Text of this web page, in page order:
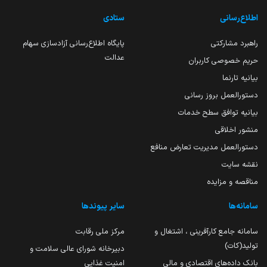
اطلاع‌رسانی
راهبرد مشارکتی
حریم خصوصی کاربران
بیانیه تارنما
دستورالعمل بروز رسانی
بیانیه توافق سطح خدمات
منشور اخلاقی
دستورالعمل مدیریت تعارض منافع
نقشه سایت
مناقصه و مزایده
ستادی
پایگاه اطلاع‌رسانی آزادسازی سهام
عدالت
سامانه‌ها
سامانه جامع کارآفرینی ، اشتغال و
تولید(کات)
بانک داده‌های اقتصادی و مالی
سایر پیوندها
مرکز ملی رقابت
دبیرخانه شورای عالی سلامت و
امنیت غذایی